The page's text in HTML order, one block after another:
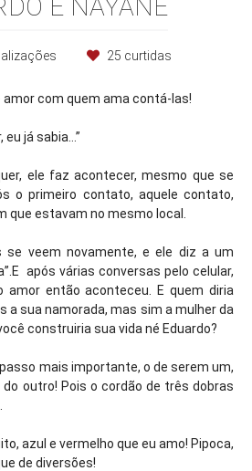
E NAYANE
25 curtidas
com quem ama contá-las!
já sabia...”
ele faz acontecer, mesmo que se
o primeiro contato, aquele contato,
que estavam no mesmo local.
se veem novamente, e ele diz a um
após várias conversas pelo celular,
amor então aconteceu. E quem diria
a sua namorada, mas sim a mulher da
construiria sua vida né Eduardo?
mais importante, o de serem um,
outro! Pois o cordão de três dobras
azul e vermelho que eu amo! Pipoca,
de diversões!